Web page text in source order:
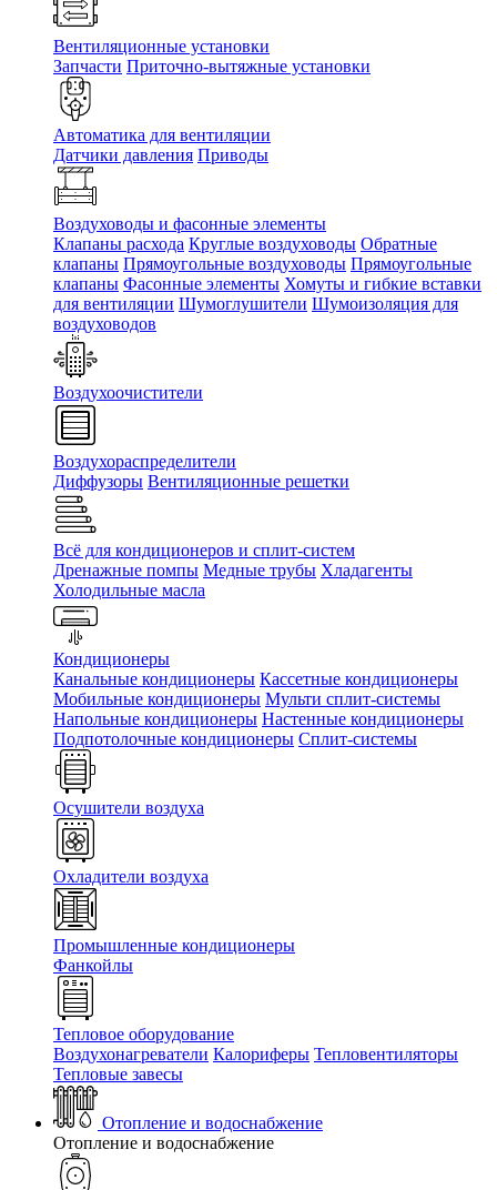
Вентиляционные установки
Запчасти Приточно-вытяжные установки
Автоматика для вентиляции
Датчики давления Приводы
Воздуховоды и фасонные элементы
Клапаны расхода Круглые воздуховоды Обратные
клапаны Прямоугольные воздуховоды Прямоугольные
клапаны Фасонные элементы Хомуты и гибкие вставки
для вентиляции Шумоглушители Шумоизоляция для
воздуховодов
Воздухоочистители
Воздухораспределители
Диффузоры Вентиляционные решетки
Всё для кондиционеров и сплит-систем
Дренажные помпы Медные трубы Хладагенты
Холодильные масла
Кондиционеры
Канальные кондиционеры Кассетные кондиционеры
Мобильные кондиционеры Мульти сплит-системы
Напольные кондиционеры Настенные кондиционеры
Подпотолочные кондиционеры Сплит-системы
Осушители воздуха
Охладители воздуха
Промышленные кондиционеры
Фанкойлы
Тепловое оборудование
Воздухонагреватели Калориферы Тепловентиляторы
Тепловые завесы
Отопление и водоснабжение
Отопление и водоснабжение